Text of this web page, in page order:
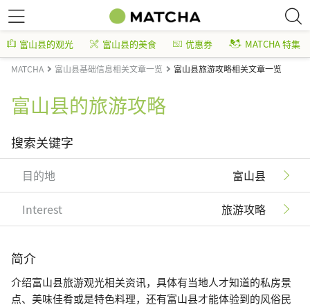
富山县的观光 富山县的美食 优惠券 MATCHA 特集
MATCHA 富山县基础信息相关文章一览 富山县旅游攻略相关文章一览
富山县的旅游攻略
搜索关键字
目的地 富山县
Interest 旅游攻略
简介
介绍富山县旅游观光相关资讯，具体有当地人才知道的私房景
点、美味佳肴或是特色料理，还有富山县才能体验到的风俗民